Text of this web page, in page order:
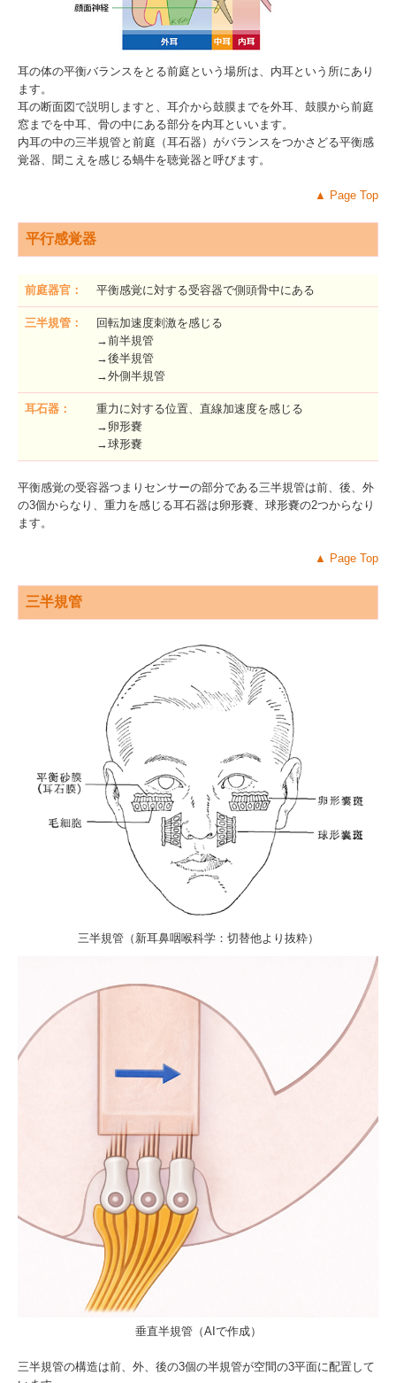
耳の体の平衡バランスをとる前庭という場所は、内耳という所にあり
ます。
耳の断面図で説明しますと、耳介から鼓膜までを外耳、鼓膜から前庭
窓までを中耳、骨の中にある部分を内耳といいます。
内耳の中の三半規管と前庭（耳石器）がバランスをつかさどる平衡感
覚器、聞こえを感じる蝸牛を聴覚器と呼びます。
▲ Page Top
平行感覚器
前庭器官： 平衡感覚に対する受容器で側頭骨中にある
三半規管：
回転加速度刺激を感じる
→前半規管
→後半規管
→外側半規管
耳石器：
重力に対する位置、直線加速度を感じる
→卵形嚢
→球形嚢
平衡感覚の受容器つまりセンサーの部分である三半規管は前、後、外
の3個からなり、重力を感じる耳石器は卵形嚢、球形嚢の2つからなり
ます。
▲ Page Top
三半規管
三半規管（新耳鼻咽喉科学：切替他より抜粋）
垂直半規管（AIで作成）
三半規管の構造は前、外、後の3個の半規管が空間の3平面に配置して